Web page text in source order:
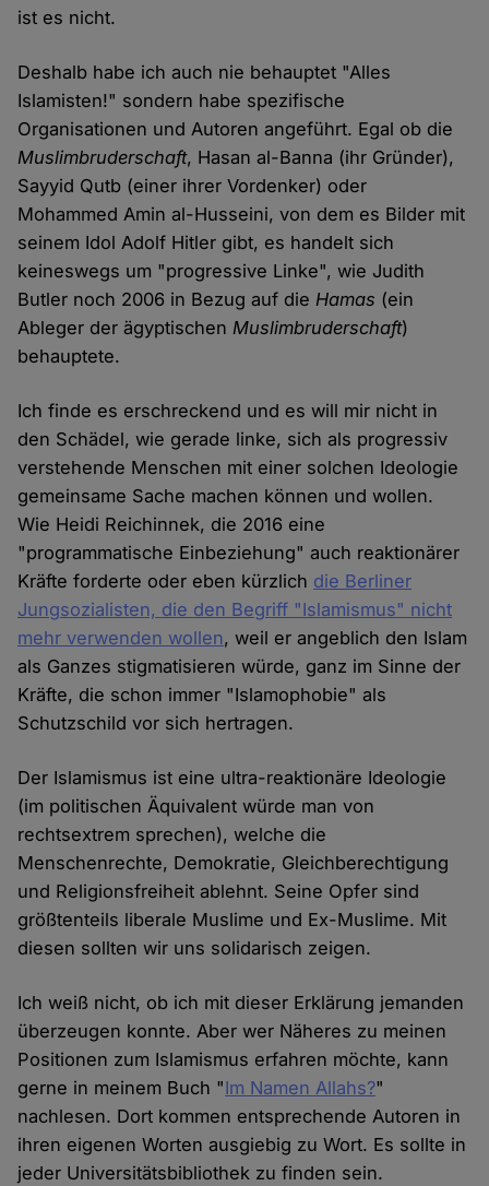
ist es nicht.
Deshalb habe ich auch nie behauptet "Alles
Islamisten!" sondern habe spezifische
Organisationen und Autoren angeführt. Egal ob die
Muslimbruderschaft, Hasan al-Banna (ihr Gründer),
Sayyid Qutb (einer ihrer Vordenker) oder
Mohammed Amin al-Husseini, von dem es Bilder mit
seinem Idol Adolf Hitler gibt, es handelt sich
keineswegs um "progressive Linke", wie Judith
Butler noch 2006 in Bezug auf dieHamas (ein
Ableger der ägyptischenMuslimbruderschaft)
behauptete.
Ich finde es erschreckend und es will mir nicht in
den Schädel, wie gerade linke, sich als progressiv
verstehende Menschen mit einer solchen Ideologie
gemeinsame Sache machen können und wollen.
Wie Heidi Reichinnek, die 2016 eine
"programmatische Einbeziehung" auch reaktionärer
Kräfte forderte oder eben kürzlich die Berliner
Jungsozialisten, die den Begriff "Islamismus" nicht
mehr verwenden wollen, weil er angeblich den Islam
als Ganzes stigmatisieren würde, ganz im Sinne der
Kräfte, die schon immer "Islamophobie" als
Schutzschild vor sich hertragen.
Der Islamismus ist eine ultra-reaktionäre Ideologie
(im politischen Äquivalent würde man von
rechtsextrem sprechen), welche die
Menschenrechte, Demokratie, Gleichberechtigung
und Religionsfreiheit ablehnt. Seine Opfer sind
größtenteils liberale Muslime und Ex-Muslime. Mit
diesen sollten wir uns solidarisch zeigen.
Ich weiß nicht, ob ich mit dieser Erklärung jemanden
überzeugen konnte. Aber wer Näheres zu meinen
Positionen zum Islamismus erfahren möchte, kann
gerne in meinem Buch "Im Namen Allahs?"
nachlesen. Dort kommen entsprechende Autoren in
ihren eigenen Worten ausgiebig zu Wort. Es sollte in
jeder Universitätsbibliothek zu finden sein.